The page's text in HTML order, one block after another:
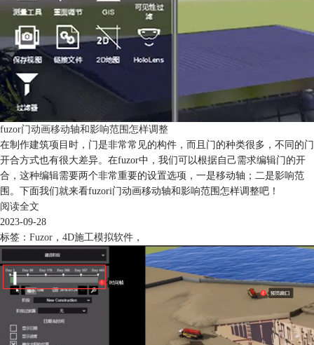
fuzor门动画移动轴和影响范围怎样调整
在制作建筑项目时，门是非常常见的构件，而且门的种类很多，不同的门
开合方式也有很大差异。在fuzor中，我们可以根据自己需求编辑门的开
合，这种编辑需要两个非常重要的设置选项，一是移动轴；二是影响范
围。下面我们就来看fuzori门动画移动轴和影响范围怎样调整吧！
阅读全文
2023-09-28
标签： Fuzor ， 4D施工模拟软件 ，